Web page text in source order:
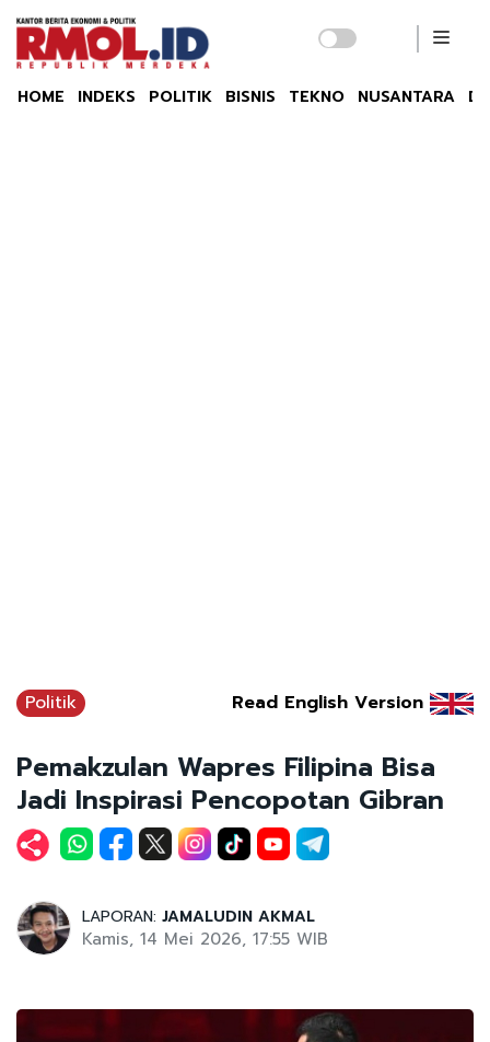
HOME INDEKS POLITIK BISNIS TEKNO NUSANTARA
Politik Read English Version
Pemakzulan Wapres Filipina Bisa
Jadi Inspirasi Pencopotan Gibran
LAPORAN: JAMALUDIN AKMAL
Kamis, 14 Mei 2026, 17:55 WIB